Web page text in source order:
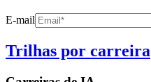
E-mail
Trilhas por carreira